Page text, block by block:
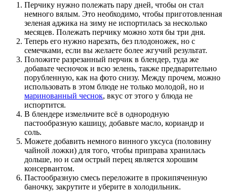
Перчику нужно полежать пару дней, чтобы он стал
немного вялым. Это необходимо, чтобы приготовленная
зеленая аджика на зиму не испортилась за несколько
месяцев. Полежать перчику можно хотя бы три дня.
Теперь его нужно нарезать, без плодоножек, но с
семечками, если вы желаете более жгучий результат.
Положите разрезанный перчик в блендер, туда же
добавьте чесночок и всю зелень, также предварительно
порубленную, как на фото снизу. Между прочем, можно
использовать в этом блюде не только молодой, но и
маринованный чеснок, вкус от этого у блюда не
испортится.
В блендере измельчите всё в однородную
пастообразную кашицу, добавьте масло, кориандр и
соль.
Можете добавить немного винного уксуса (половину
чайной ложки) для того, чтобы приправа хранилась
дольше, но и сам острый перец является хорошим
консервантом.
Пастообразную смесь переложите в прокипяченную
баночку, закрутите и уберите в холодильник.